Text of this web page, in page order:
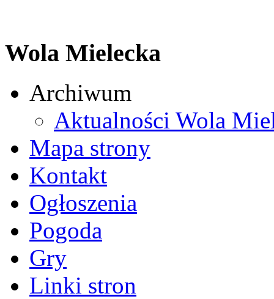
Wola Mielecka
Archiwum
Aktualności Wola
Mapa strony
Kontakt
Ogłoszenia
Pogoda
Gry
Linki stron